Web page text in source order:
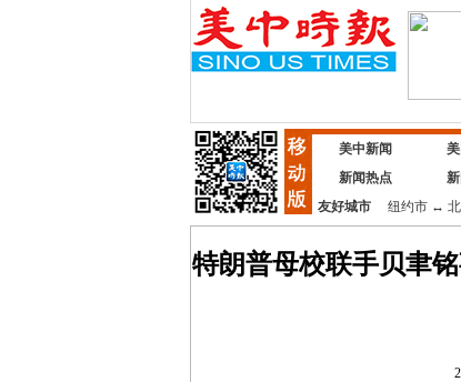
美中新闻
新闻热点
友好城市
纽约市↔
特朗普母校联手贝聿